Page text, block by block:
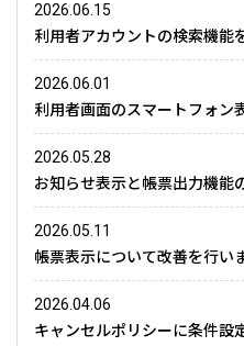
2026.06.15
利用者アカウントの検索機能
2026.06.01
利用者画面のスマートフォン
2026.05.28
お知らせ表示と帳票出力機能
2026.05.11
帳票表示について改善を行い
2026.04.06
キャンセルポリシーに条件設